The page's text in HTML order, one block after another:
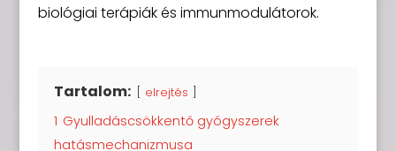
biológiai terápiák és immunmodulátorok.
Tartalom: elrejtés
1 Gyulladáscsökkentő gyógyszerek
hatásmechanizmusa